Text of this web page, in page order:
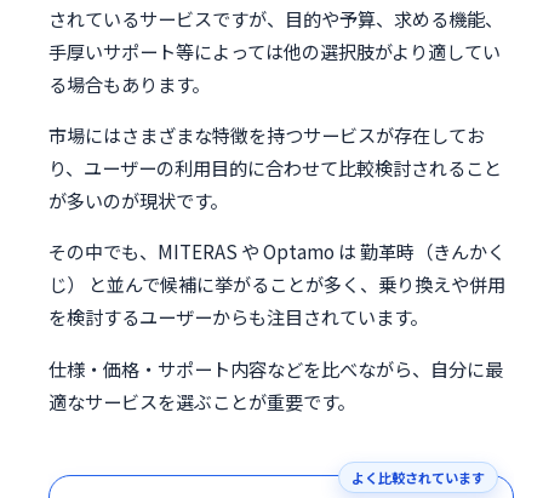
されているサービスですが、目的や予算、求める機能、
手厚いサポート等によっては他の選択肢がより適してい
る場合もあります。
市場にはさまざまな特徴を持つサービスが存在してお
り、ユーザーの利用目的に合わせて比較検討されること
が多いのが現状です。
その中でも、MITERAS や Optamo は 勤革時（きんかく
じ） と並んで候補に挙がることが多く、乗り換えや併用
を検討するユーザーからも注目されています。
仕様・価格・サポート内容などを比べながら、自分に最
適なサービスを選ぶことが重要です。
よく比較されています